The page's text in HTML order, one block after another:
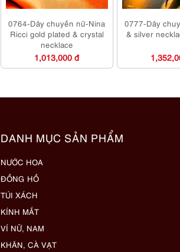
0764-Dây chuyền nữ-Nina
Ricci gold plated & crystal
necklace
1,013,000 đ
0777-Dây
& silver
DANH MỤC SẢN PHẨM
NƯỚC HOA
ĐỒNG HỒ
TÚI XÁCH
KÍNH MẮT
VÍ NỮ, NAM
KHĂN, CÀ VẠT